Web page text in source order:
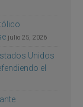
julio 25, 2026
Unidos
el